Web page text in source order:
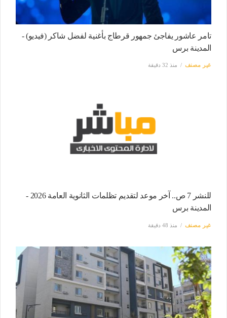
تامر عاشور يفاجئ جمهور قرطاج بأغنية لفضل شاكر (فيديو) -
المدينة برس
غير مصنف منذ 32 دقيقة
للنشر 7 ص.. آخر موعد لتقديم تظلمات الثانوية العامة 2026 -
المدينة برس
غير مصنف منذ 48 دقيقة